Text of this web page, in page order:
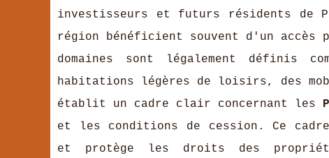
investisseurs et futurs résidents de
région bénéficient souvent d'un
domaines sont légalement définis
habitations légères de loisirs, des
établit un cadre clair concernant les
et les conditions de cession. Ce
et protège les droits des